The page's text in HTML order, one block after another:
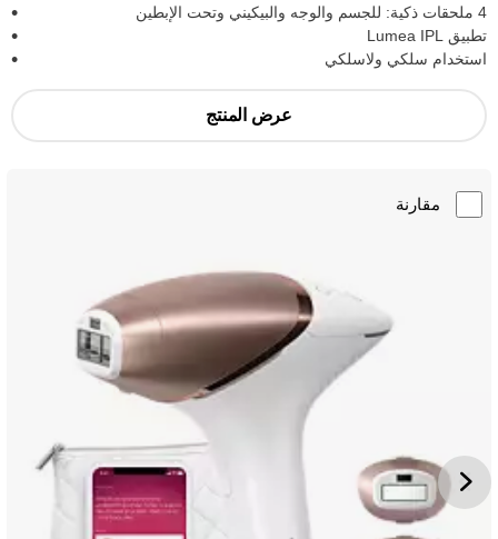
4 ملحقات ذكية: للجسم والوجه والبيكيني وتحت الإبطين
تطبيق Lumea IPL
استخدام سلكي ولاسلكي
عرض المنتج
مقارنة